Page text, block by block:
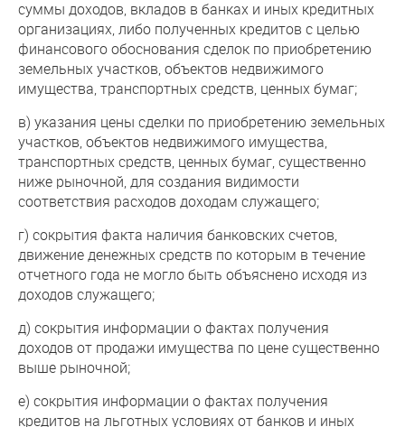
суммы доходов, вкладов в банках и иных кредитных
организациях, либо полученных кредитов с целью
финансового обоснования сделок по приобретению
земельных участков, объектов недвижимого
имущества, транспортных средств, ценных бумаг;
в) указания цены сделки по приобретению земельных
участков, объектов недвижимого имущества,
транспортных средств, ценных бумаг, существенно
ниже рыночной, для создания видимости
соответствия расходов доходам служащего;
г) сокрытия факта наличия банковских счетов,
движение денежных средств по которым в течение
отчетного года не могло быть объяснено исходя из
доходов служащего;
д) сокрытия информации о фактах получения
доходов от продажи имущества по цене существенно
выше рыночной;
е) сокрытия информации о фактах получения
кредитов на льготных условиях от банков и иных